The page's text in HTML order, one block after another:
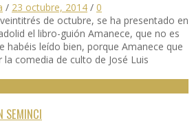
/ 23 octubre, 2014 / 0
de octubre, se ha presentado en
el libro-guión Amanece, que no es
habéis leído bien, porque Amanece que
comedia de culto de José Luis
SEMINCI